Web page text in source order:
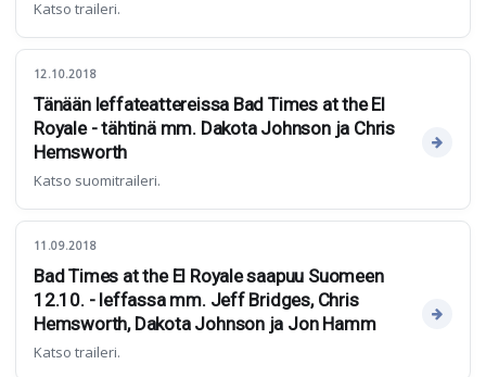
Katso traileri.
12.10.2018
Tänään leffateattereissa Bad Times at the El
Royale - tähtinä mm. Dakota Johnson ja Chris
Hemsworth
Katso suomitraileri.
11.09.2018
Bad Times at the El Royale saapuu Suomeen
12.10. - leffassa mm. Jeff Bridges, Chris
Hemsworth, Dakota Johnson ja Jon Hamm
Katso traileri.